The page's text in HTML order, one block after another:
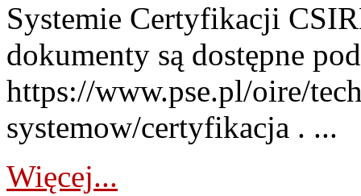
Systemie Certyfikacji
dokumenty są dostępne
https://www.pse.pl/oire/
systemow/certyfikacja . ...
Więcej...